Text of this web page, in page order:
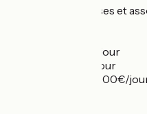
Pour les entreprises et
salle classe 180€/jour
salle sport 140€/jour
Bar (club house) 300€/